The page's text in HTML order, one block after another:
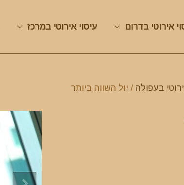
אירוטי בדרום עיסוי אירוטי במרכז
בעפולה / יול השווה ביותר